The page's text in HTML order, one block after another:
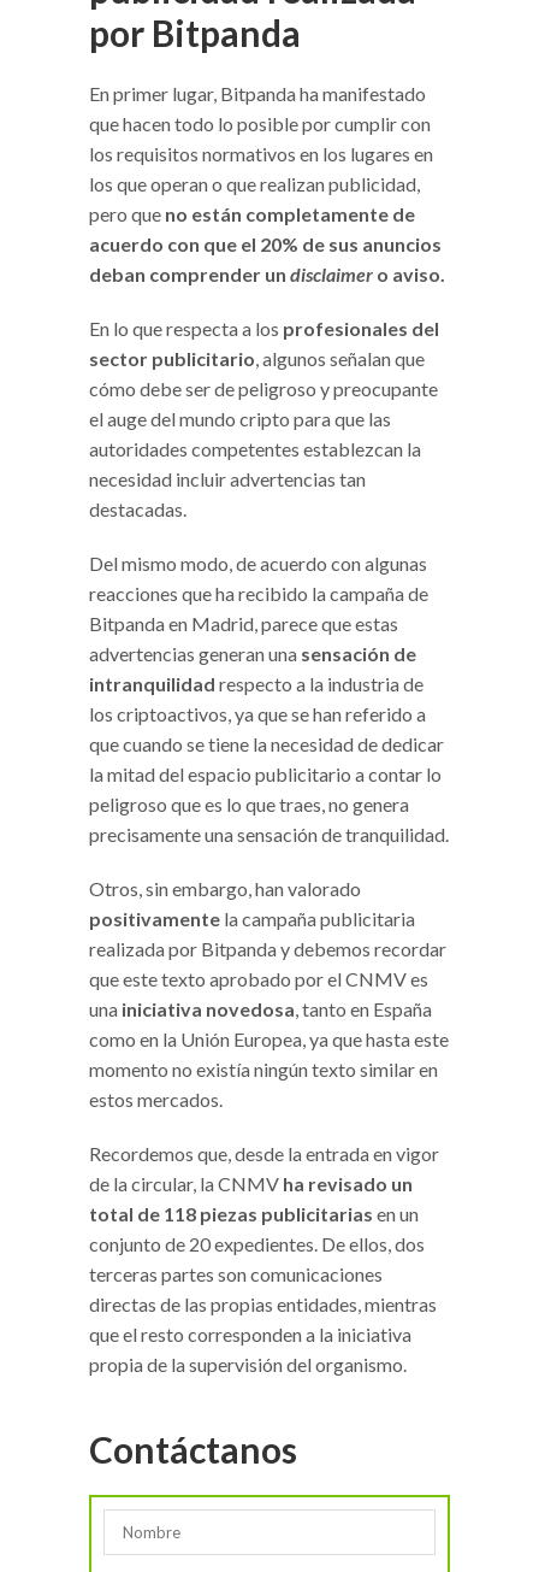
por Bitpanda
En primer lugar, Bitpanda ha manifestado
que hacen todo lo posible por cumplir con
los requisitos normativos en los lugares en
los que operan o que realizan publicidad,
pero que no están completamente de
acuerdo con que el 20% de sus anuncios
deban comprender un disclaimer o aviso.
En lo que respecta a los profesionales del
sector publicitario, algunos señalan que
cómo debe ser de peligroso y preocupante
el auge del mundo cripto para que las
autoridades competentes establezcan la
necesidad incluir advertencias tan
destacadas.
Del mismo modo, de acuerdo con algunas
reacciones que ha recibido la campaña de
Bitpanda en Madrid, parece que estas
advertencias generan una sensación de
intranquilidad respecto a la industria de
los criptoactivos, ya que se han referido a
que cuando se tiene la necesidad de dedicar
la mitad del espacio publicitario a contar lo
peligroso que es lo que traes, no genera
precisamente una sensación de tranquilidad.
Otros, sin embargo, han valorado
positivamente la campaña publicitaria
realizada por Bitpanda y debemos recordar
que este texto aprobado por el CNMV es
una iniciativa novedosa, tanto en España
como en la Unión Europea, ya que hasta este
momento no existía ningún texto similar en
estos mercados.
Recordemos que, desde la entrada en vigor
de la circular, la CNMV ha revisado un
total de 118 piezas publicitarias en un
conjunto de 20 expedientes. De ellos, dos
terceras partes son comunicaciones
directas de las propias entidades, mientras
que el resto corresponden a la iniciativa
propia de la supervisión del organismo.
Contáctanos